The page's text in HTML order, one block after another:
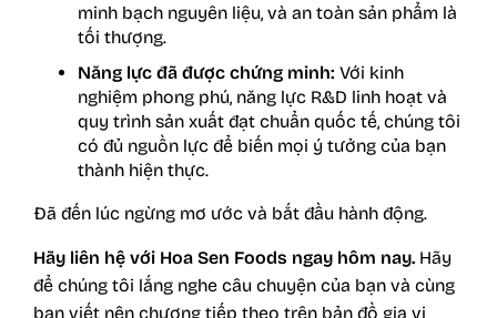
minh bạch nguyên liệu, và an toàn sản phẩm là
tối thượng.
Năng lực đã được chứng minh: Với kinh
nghiệm phong phú, năng lực R&D linh hoạt và
quy trình sản xuất đạt chuẩn quốc tế, chúng tôi
có đủ nguồn lực để biến mọi ý tưởng của bạn
thành hiện thực.
Đã đến lúc ngừng mơ ước và bắt đầu hành động.
Hãy liên hệ với Hoa Sen Foods ngay hôm nay. Hãy
để chúng tôi lắng nghe câu chuyện của bạn và cùng
bạn viết nên chương tiếp theo trên bản đồ gia vị